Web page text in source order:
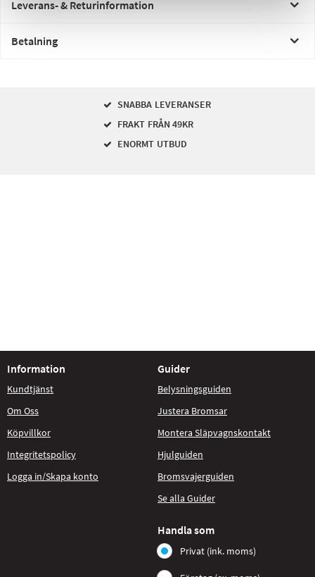
Leverans- & Returinformation
Betalning
SNABBA LEVERANSER
FRAKT FRÅN 49KR
ENORMT UTBUD
Information
Kundtjänst
Om Oss
Köpvillkor
Integritetspolicy
Logga in/Skapa konto
Guider
Belysningsguiden
Justera Bromsar
Montera Släpvagnskontakt
Hjulguiden
Bromsvajerguiden
Se alla Guider
Handla som
Privat (ink. moms)